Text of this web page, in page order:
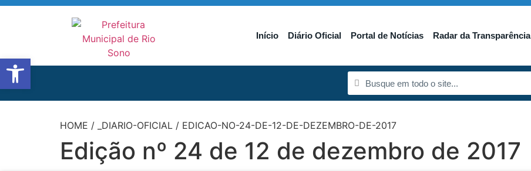
Abrir a barra de ferramentas
Início Diário Oficial Portal de Notícias Radar da Transparência
HOME / _DIARIO-OFICIAL / EDICAO-NO-24-DE-12-DE-DEZEMBRO-DE-2017
Edição nº 24 de 12 de dezembro de 2017